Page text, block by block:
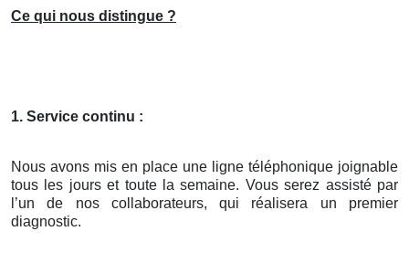
Ce qui nous distingue ?
1. Service continu :
Nous avons mis en place une ligne téléphonique joignable
tous les jours et toute la semaine. Vous serez assisté par
l’un de nos collaborateurs, qui réalisera un premier
diagnostic.